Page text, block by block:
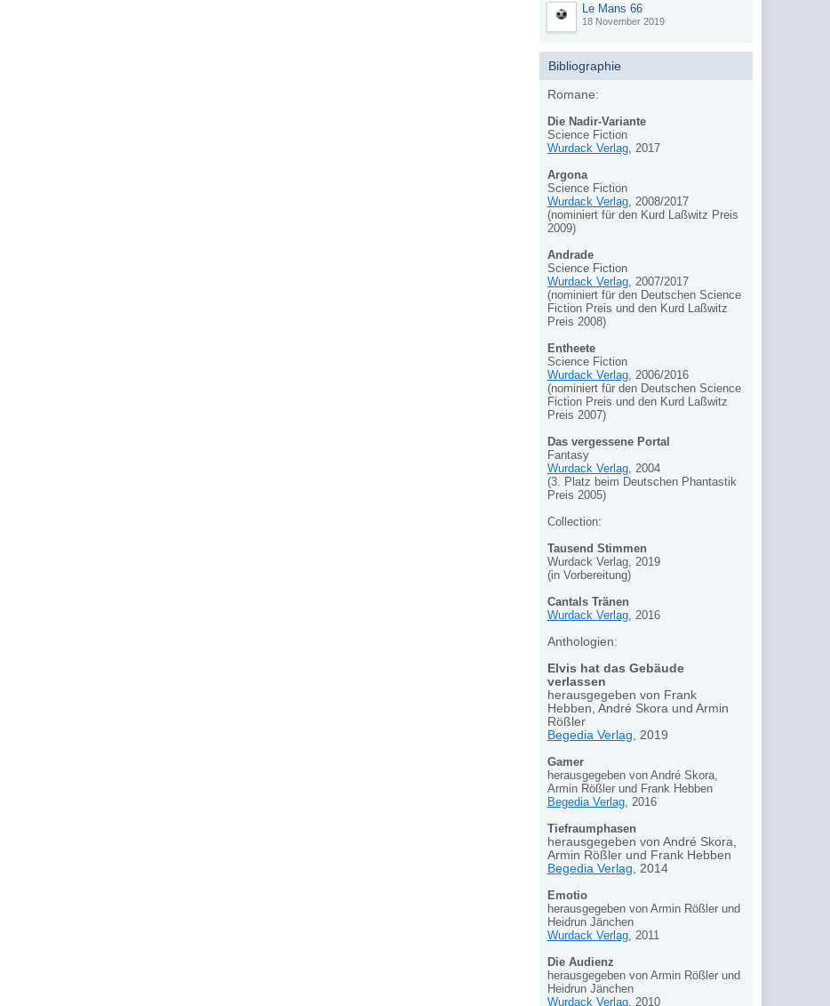
Le Mans 66
18 November 2019
Bibliographie
Romane:
Die Nadir-Variante
Science Fiction
Wurdack Verlag, 2017
Argona
Science Fiction
Wurdack Verlag, 2008/2017
(nominiert für den Kurd Laßwitz Preis
2009)
Andrade
Science Fiction
Wurdack Verlag, 2007/2017
(nominiert für den Deutschen Science
Fiction Preis und den Kurd Laßwitz
Preis 2008)
Entheete
Science Fiction
Wurdack Verlag, 2006/2016
(nominiert für den Deutschen Science
Fiction Preis und den Kurd Laßwitz
Preis 2007)
Das vergessene Portal
Fantasy
Wurdack Verlag, 2004
(3. Platz beim Deutschen Phantastik
Preis 2005)
Collection:
Tausend Stimmen
Wurdack Verlag, 2019
(in Vorbereitung)
Cantals Tränen
Wurdack Verlag, 2016
Anthologien:
Elvis hat das Gebäude
verlassen
herausgegeben von Frank
Hebben, André Skora und Armin
Rößler
Begedia Verlag , 2019
Gamer
herausgegeben von André Skora,
Armin Rößler und Frank Hebben
Begedia Verlag, 2016
Tiefraumphasen
herausgegeben von André Skora,
Armin Rößler und Frank Hebben
Begedia Verlag , 2014
Emotio
herausgegeben von Armin Rößler und
Heidrun Jänchen
Wurdack Verlag, 2011
Die Audienz
herausgegeben von Armin Rößler und
Heidrun Jänchen
Wurdack Verlag, 2010